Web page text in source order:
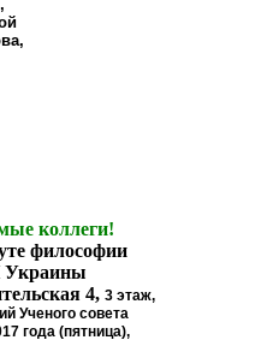
коллеги!
философии
4, 3 этаж,
Ученого совета
года (пятница),